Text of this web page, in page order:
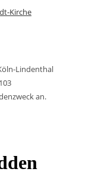
Kirche
Lindenthal
an.